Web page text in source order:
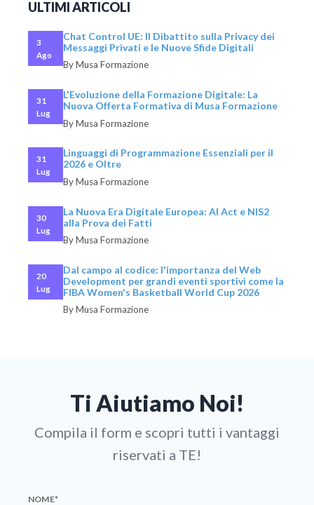
ULTIMI ARTICOLI
3
Ago
Chat Control UE: Il Dibattito sulla Privacy dei
Messaggi Privati e le Nuove Sfide Digitali
By Musa Formazione
31
Lug
L'Evoluzione della Formazione Digitale: La
Nuova Offerta Formativa di Musa Formazione
By Musa Formazione
31
Lug
Linguaggi di Programmazione Essenziali per il
2026 e Oltre
By Musa Formazione
30
Lug
La Nuova Era Digitale Europea: AI Act e NIS2
alla Prova dei Fatti
By Musa Formazione
20
Lug
Dal campo al codice: l'importanza del Web
Development per grandi eventi sportivi come la
FIBA Women's Basketball World Cup 2026
By Musa Formazione
Ti Aiutiamo Noi!
Compila il form e scopri tutti i vantaggi
riservati a TE!
NOME*